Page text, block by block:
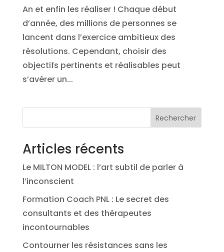
An et enfin les réaliser ! Chaque début
d’année, des millions de personnes se
lancent dans l’exercice ambitieux des
résolutions. Cependant, choisir des
objectifs pertinents et réalisables peut
s’avérer un...
Rechercher
Articles récents
Le MILTON MODEL : l’art subtil de parler à
l’inconscient
Formation Coach PNL : Le secret des
consultants et des thérapeutes
incontournables
Contourner les résistances sans les